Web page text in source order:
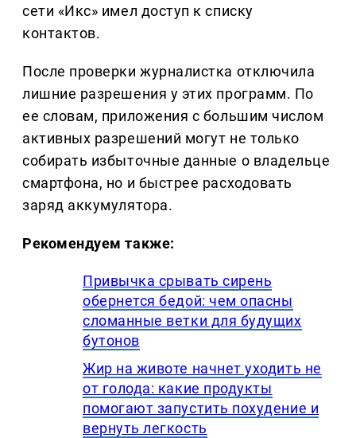
сети «Икс» имел доступ к списку
контактов.
После проверки журналистка отключила
лишние разрешения у этих программ. По
ее словам, приложения с большим числом
активных разрешений могут не только
собирать избыточные данные о владельце
смартфона, но и быстрее расходовать
заряд аккумулятора.
Рекомендуем также:
Привычка срывать сирень
обернется бедой: чем опасны
сломанные ветки для будущих
бутонов
Жир на животе начнет уходить не
от голода: какие продукты
помогают запустить похудение и
вернуть легкость